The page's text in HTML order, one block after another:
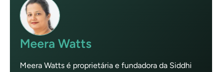
Meera Watts
Meera Watts é proprietária e fundadora da Siddhi